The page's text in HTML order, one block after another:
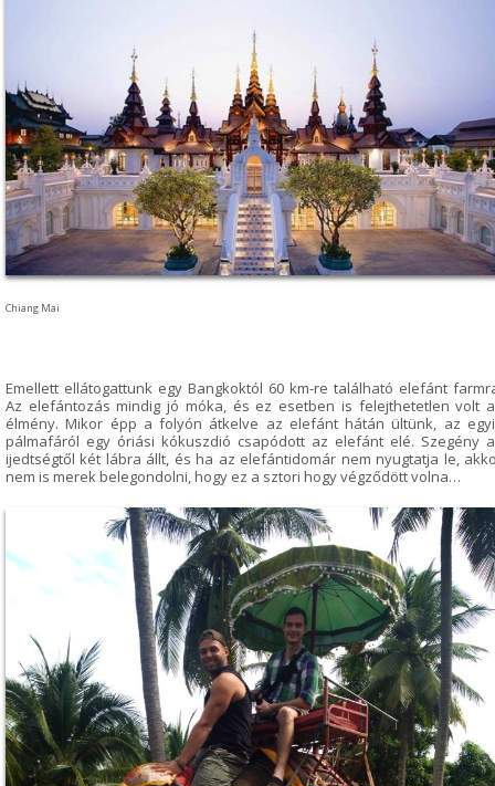
Chiang Mai
Emellett ellátogattunk egy Bangkoktól 60 km-re található elefánt
Az elefántozás mindig jó móka, és ez esetben is felejthetetlen volt
élmény. Mikor épp a folyón átkelve az elefánt hátán ültünk, az
pálmafáról egy óriási kókuszdió csapódott az elefánt elé. Szegény
ijedtségtől két lábra állt, és ha az elefántidomár nem nyugtatja le,
nem is merek belegondolni, hogy ez a sztori hogy végződött volna…